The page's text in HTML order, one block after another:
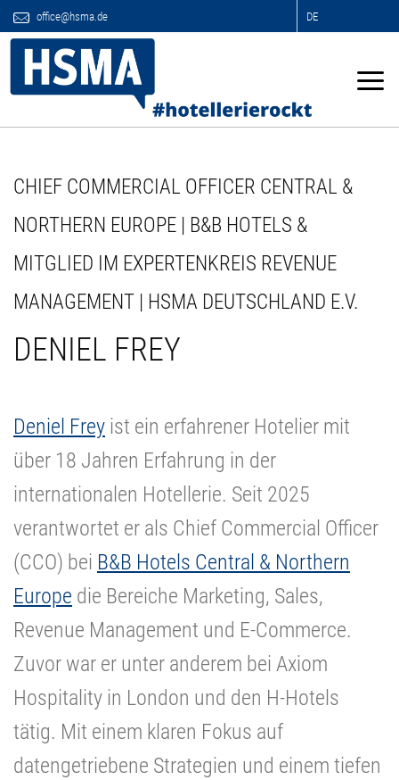
office@hsma.de DE
CHIEF COMMERCIAL OFFICER CENTRAL &
NORTHERN EUROPE | B&B HOTELS &
MITGLIED IM EXPERTENKREIS REVENUE
MANAGEMENT | HSMA DEUTSCHLAND E.V.
DENIEL FREY
Deniel Frey ist ein erfahrener Hotelier mit
über 18 Jahren Erfahrung in der
internationalen Hotellerie. Seit 2025
verantwortet er als Chief Commercial Officer
(CCO) bei B&B Hotels Central & Northern
Europe die Bereiche Marketing, Sales,
Revenue Management und E-Commerce.
Zuvor war er unter anderem bei Axiom
Hospitality in London und den H-Hotels
tätig. Mit einem klaren Fokus auf
datengetriebene Strategien und einem tiefen